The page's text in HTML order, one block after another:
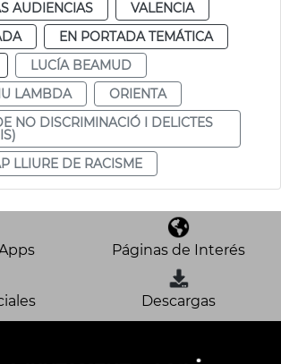
AUDIENCIAS
VALENCIA
EN PORTADA TEMÁTICA
LUCÍA BEAMUD
LAMBDA
ORIENTA
NO DISCRIMINACIÓ I DELICTES
LLIURE DE RACISME
Páginas de Interés
Descargas